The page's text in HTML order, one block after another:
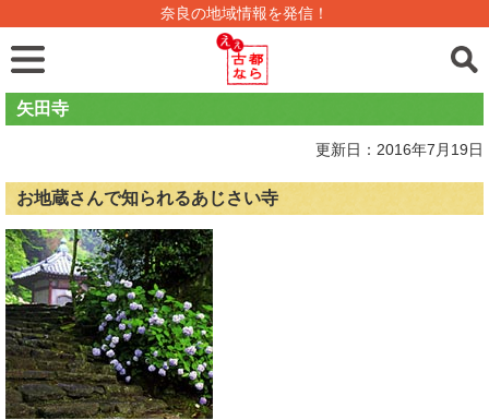
奈良の地域情報を発信！
矢田寺
更新日：2016年7月19日
お地蔵さんで知られるあじさい寺